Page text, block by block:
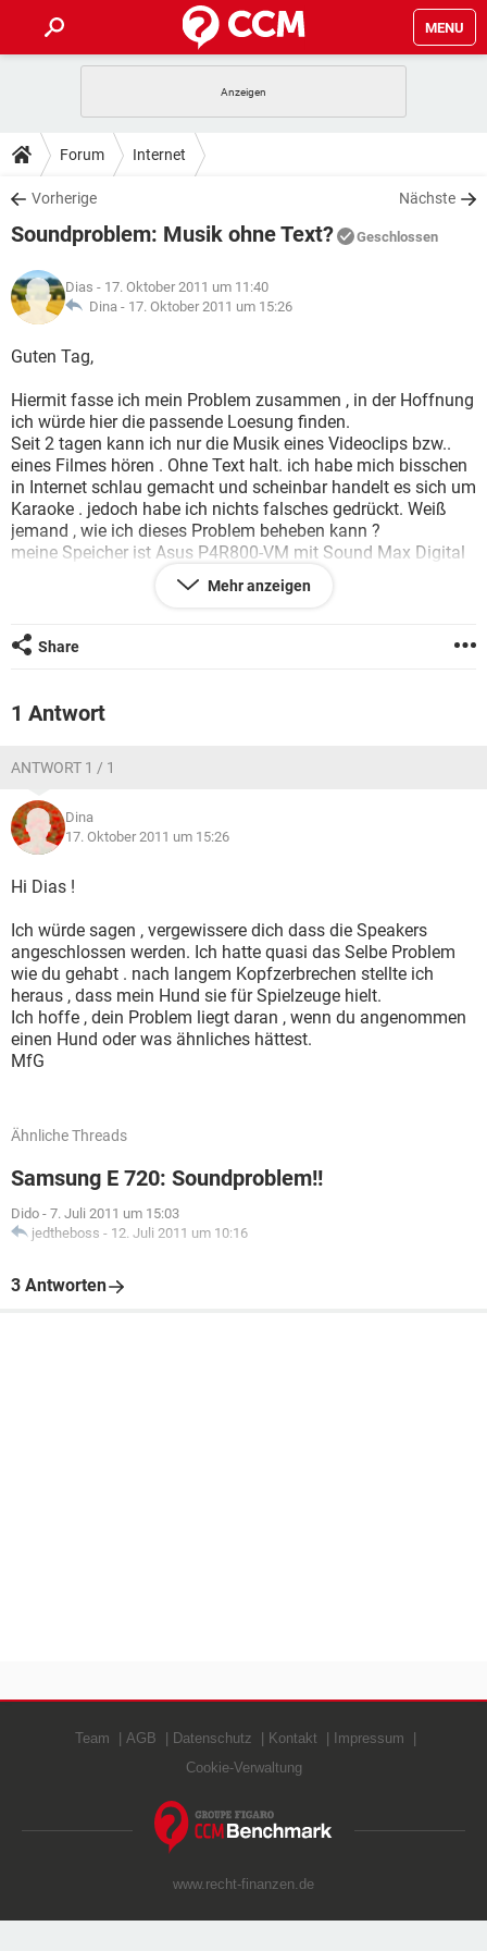
MENU
ANDROID
WINDOWS 10
WHATSAPP TIKTOK
FACEBOOK
TIPPS & TRICKS
SPIELE
WHATSAPP TIKTOK
FACEBOOK
DOWNLOADS
SPIELE STREAMING
ANDROID
WINDOWS 10 INSTAGRAM
WHATSAPP
SPIELE STREAMING
ANDROID
WINDOWS 10
WHATSAPP TIKTOK
FACEBOOK HARDWARE
LEXIKON
SPIELE
WINDOWS 10 INSTAGRAM
WHATSAPP TIKTOK
FACEBOOK HARDWARE
Forum Internet
Vorherige Nächste
Soundproblem: Musik ohne Text? Geschlossen
Dias - 17. Oktober 2011 um 11:40
Dina - 17. Oktober 2011 um 15:26
Guten Tag,
Hiermit fasse ich mein Problem zusammen , in der Hoffnung
ich würde hier die passende Loesung finden.
Seit 2 tagen kann ich nur die Musik eines Videoclips bzw..
eines Filmes hören . Ohne Text halt. ich habe mich bisschen
in Internet schlau gemacht und scheinbar handelt es sich um
Karaoke . jedoch habe ich nichts falsches gedrückt. Weiß
jemand , wie ich dieses Problem beheben kann ?
meine Speicher ist Asus P4R800-VM mit Sound Max Digital
Ich bin stark verwirrt und ich hoffe , vom ganzen Herzen hier
Vielen Dank für alle ; die mir weiterhelfen würden.
Schönen Tag noch wünsche ich.
Mehr anzeigen
Share
1 Antwort
ANTWORT 1 / 1
Dina
17. Oktober 2011 um 15:26
Hi Dias !
Ich würde sagen , vergewissere dich dass die Speakers
angeschlossen werden. Ich hatte quasi das Selbe Problem
wie du gehabt . nach langem Kopfzerbrechen stellte ich
heraus , dass mein Hund sie für Spielzeuge hielt.
Ich hoffe , dein Problem liegt daran , wenn du angenommen
einen Hund oder was ähnliches hättest.
MfG
Ähnliche Threads
Samsung E 720: Soundproblem!!
Dido - 7. Juli 2011 um 15:03
jedtheboss - 12. Juli 2011 um 10:16
3 Antworten
Team AGB Datenschutz Kontakt
Impressum
Cookie-Verwaltung
www.recht-finanzen.de